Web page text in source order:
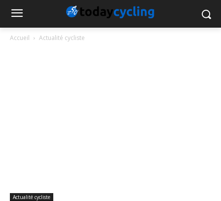
Accueil Actualité cycliste
Actualité cycliste